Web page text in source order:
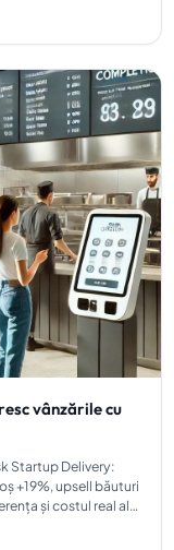
vânzările cu
Startup Delivery:
+19%, upsell băuturi
și costul real al